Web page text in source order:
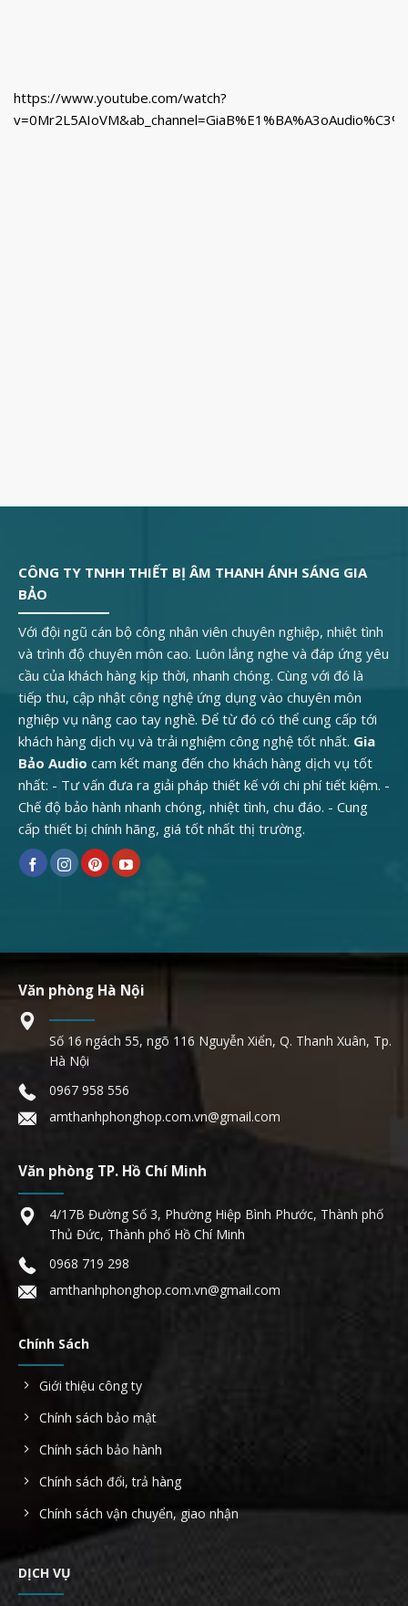
https://www.youtube.com/watch?
CÔNG TY TNHH THIẾT BỊ ÂM THANH ÁNH SÁNG GIA
BẢO
Với đội ngũ cán bộ công nhân viên chuyên nghiệp, nhiệt tình
và trình độ chuyên môn cao. Luôn lắng nghe và đáp ứng yêu
cầu của khách hàng kịp thời, nhanh chóng. Cùng với đó là
tiếp thu, cập nhật công nghệ ứng dụng vào chuyên môn
nghiệp vụ nâng cao tay nghề. Để từ đó có thể cung cấp tới
khách hàng dịch vụ và trải nghiệm công nghệ tốt nhất. Gia
Bảo Audio cam kết mang đến cho khách hàng dịch vụ tốt
nhất: - Tư vấn đưa ra giải pháp thiết kế với chi phí tiết kiệm. -
Chế độ bảo hành nhanh chóng, nhiệt tình, chu đáo. - Cung
cấp thiết bị chính hãng, giá tốt nhất thị trường.
Văn phòng Hà Nội
Số 16 ngách 55, ngõ 116 Nguyễn Xiển, Q. Thanh Xuân, Tp.
Hà Nội
0967 958 556
amthanhphonghop.com.vn@gmail.com
Văn phòng TP. Hồ Chí Minh
4/17B Đường Số 3, Phường Hiệp Bình Phước, Thành phố
Thủ Đức, Thành phố Hồ Chí Minh
0968 719 298
amthanhphonghop.com.vn@gmail.com
Chính Sách
Giới thiệu công ty
Chính sách bảo mật
Chính sách bảo hành
Chính sách đổi, trả hàng
Chính sách vận chuyển, giao nhận
DỊCH VỤ